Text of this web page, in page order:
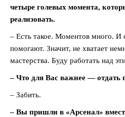
четыре голевых момента,
реализовать.
– Есть такое. Моментов много. И
помогают. Значит, не хватает
мастерства. Буду работать над
– Что для Вас важнее — отдать
– Забить.
– Вы пришли в «Арсенал»